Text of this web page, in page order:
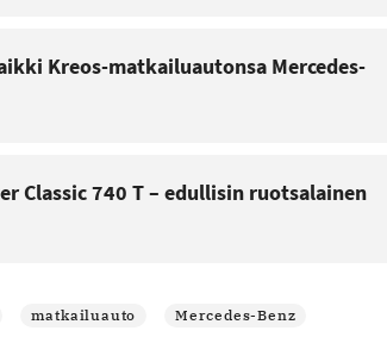
Kreos-matkailuautonsa Mercedes-
Classic 740 T – edullisin ruotsalainen
matkailuauto Mercedes-Benz